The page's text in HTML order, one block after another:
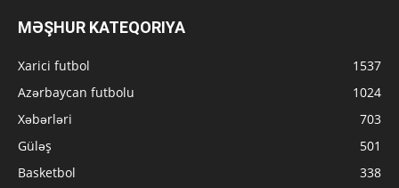
MƏŞHUR KATEQORIYA
Xarici futbol
1537
Azərbaycan futbolu
1024
Xəbərləri
703
Güləş
501
Basketbol
338